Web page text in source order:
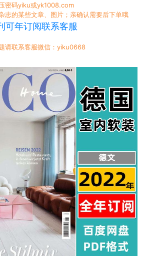
密码yiku或yk1008.com
志的某些文章、图片；亲确认需要后下单哦
可年订阅联系客服
请联系客服微信：yiku0668